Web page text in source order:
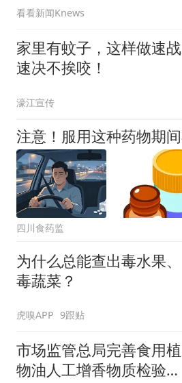
看看新闻Knews
家里有蚊子，这样做速战
速决不挨咬！
濠江宣传
四川食药监
为什么总能查出毒水果、
毒蔬菜？
虎嗅APP 9跟贴
市场监管总局完善食用植
物油人工增香物质检验方